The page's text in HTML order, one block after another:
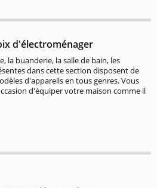
d'électroménager
la buanderie, la salle de bain, les
dans cette section disposent de
d'appareils en tous genres. Vous
d'équiper votre maison comme il